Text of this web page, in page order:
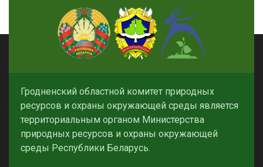
Гродненский областной комитет природных
ресурсов и охраны окружающей среды является
территориальным органом Министерства
природных ресурсов и охраны окружающей
среды Республики Беларусь.